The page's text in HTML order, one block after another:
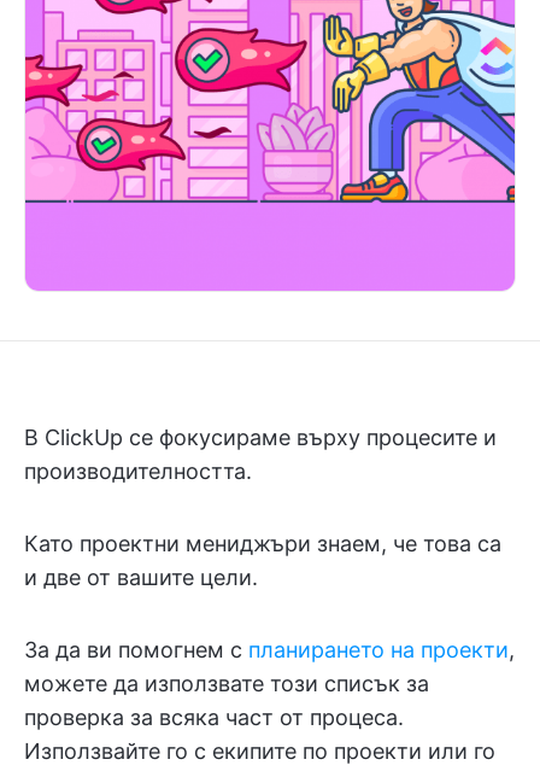
В ClickUp се фокусираме върху процесите и
производителността.
Като проектни мениджъри знаем, че това са
и две от вашите цели.
За да ви помогнем с планирането на проекти,
можете да използвате този списък за
проверка за всяка част от процеса.
Използвайте го с екипите по проекти или го